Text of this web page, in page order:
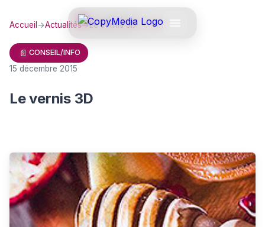
Accueil →Actualités→Le vernis 3D
📄 CONSEIL/INFO
15 décembre 2015
Le vernis 3D